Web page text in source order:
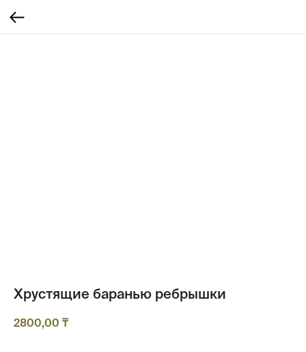
Хрустящие баранью ребрышки
2800,00 ₸